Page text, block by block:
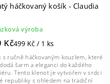
háčkovaný košík - Claudia
výroba
Kč499 Kč / 1 ks
s ručně háčkovaným kouzlem, které
šarm a eleganci do každého
Tento klenot je vytvořen v srdci
republiky s ohledem na tradiční